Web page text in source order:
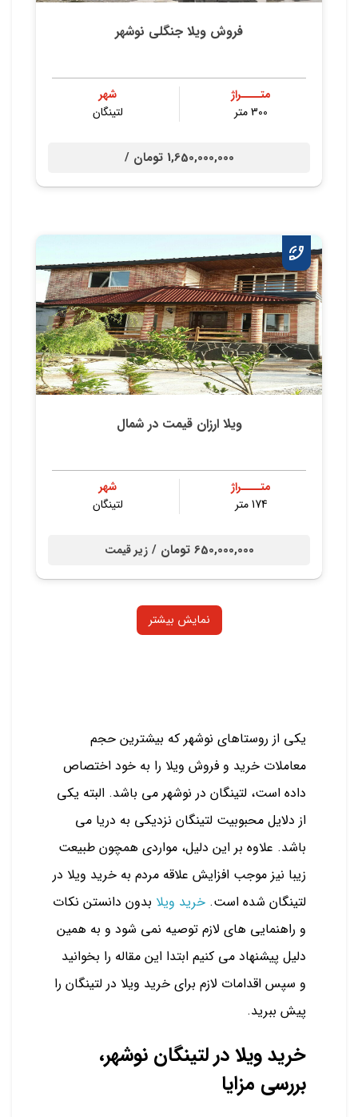
فروش ویلا جنگلی نوشهر
متــــراژ
300 متر
شهر
لتینگان
1,650,000,000 تومان /
ویلا ارزان قیمت در شمال
متــــراژ
174 متر
شهر
لتینگان
650,000,000 تومان / زیر قیمت
نمایش بیشتر
یکی از روستاهای نوشهر که بیشترین حجم
معاملات خرید و فروش ویلا را به خود اختصاص
داده است، لتینگان در نوشهر می باشد. البته یکی
از دلایل محبوبیت لتینگان نزدیکی به دریا می
باشد. علاوه بر این دلیل، مواردی همچون طبیعت
زیبا نیز موجب افزایش علاقه مردم به خرید ویلا در
لتینگان شده است. خرید ویلا بدون دانستن نکات
و راهنمایی های لازم توصیه نمی شود و به همین
دلیل پیشنهاد می کنیم ابتدا این مقاله را بخوانید
و سپس اقدامات لازم برای خرید ویلا در لتینگان را
پیش ببرید.
خرید ویلا در لتینگان نوشهر،
بررسی مزایا